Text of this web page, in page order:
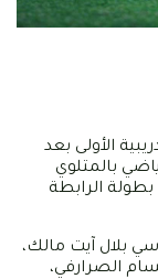
الأولى بعد
بالمتلوي
من منافسات بطولة الرابطة
بلال آيت مالك،
الصرارفي،